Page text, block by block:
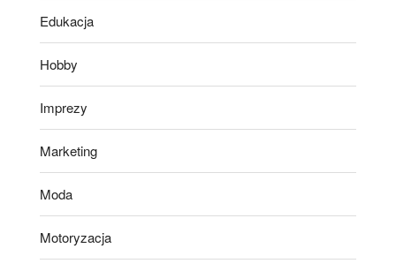
Edukacja
Hobby
Imprezy
Marketing
Moda
Motoryzacja